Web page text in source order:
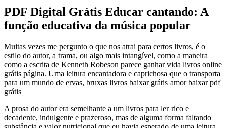
PDF Digital Grátis Educar cantando: A
função educativa da música popular
Muitas vezes me pergunto o que nos atrai para certos livros, é o
estilo do autor, a trama, ou algo mais intangível, como a maneira
como a escrita de Kenneth Robeson parece ganhar vida livros online
grátis página. Uma leitura encantadora e caprichosa que o transporta
para um mundo de ervas, bruxas livros baixar grátis amor baixar pdf
grátis
A prosa do autor era semelhante a um livros para ler rico e
decadente, indulgente e prazeroso, mas de alguma forma faltando